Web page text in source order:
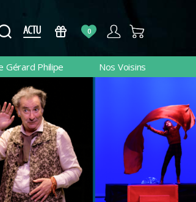
0
Gérard Philipe Nos Voisins